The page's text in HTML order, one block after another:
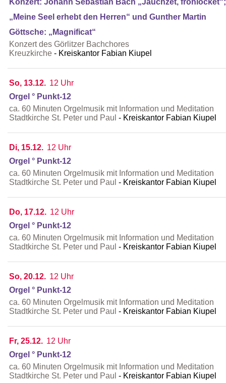
Konzert: Johann Sebastian Bach „Jauchzet, frohlocket“;
„Meine Seel erhebt den Herren“ und Gunther Martin
Göttsche: „Magnificat“
Konzert des Görlitzer Bachchores
Kreuzkirche
Kreiskantor Fabian Kiupel
So, 13.12. 12 Uhr
Orgel ° Punkt-12
ca. 60 Minuten Orgelmusik mit Information und Meditation
Stadtkirche St. Peter und Paul
Kreiskantor Fabian Kiupel
Di, 15.12. 12 Uhr
Orgel ° Punkt-12
ca. 60 Minuten Orgelmusik mit Information und Meditation
Stadtkirche St. Peter und Paul
Kreiskantor Fabian Kiupel
Do, 17.12. 12 Uhr
Orgel ° Punkt-12
ca. 60 Minuten Orgelmusik mit Information und Meditation
Stadtkirche St. Peter und Paul
Kreiskantor Fabian Kiupel
So, 20.12. 12 Uhr
Orgel ° Punkt-12
ca. 60 Minuten Orgelmusik mit Information und Meditation
Stadtkirche St. Peter und Paul
Kreiskantor Fabian Kiupel
Fr, 25.12. 12 Uhr
Orgel ° Punkt-12
ca. 60 Minuten Orgelmusik mit Information und Meditation
Stadtkirche St. Peter und Paul
Kreiskantor Fabian Kiupel